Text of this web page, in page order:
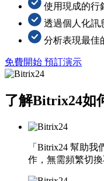
使用現成的行
透過個人化訊
分析表現最佳
免費開始 預訂演示
了解Bitrix24如
「Bitrix24 幫助
作，無需頻繁切換